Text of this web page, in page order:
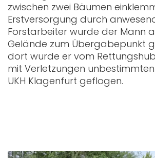
zwischen zwei Bäumen
Erstversorgung durch
Forstarbeiter wurde der Mann
Gelände zum Übergabepunkt
dort wurde er vom
mit Verletzungen
UKH Klagenfurt geflogen.